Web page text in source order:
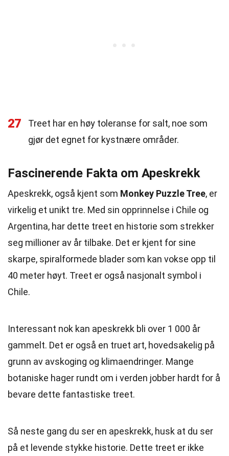
27
Treet har en høy toleranse for salt, noe som
gjør det egnet for kystnære områder.
Fascinerende Fakta om Apeskrekk
Apeskrekk, også kjent som Monkey Puzzle Tree, er
virkelig et unikt tre. Med sin opprinnelse i Chile og
Argentina, har dette treet en historie som strekker
seg millioner av år tilbake. Det er kjent for sine
skarpe, spiralformede blader som kan vokse opp til
40 meter høyt. Treet er også nasjonalt symbol i
Chile.
Interessant nok kan apeskrekk bli over 1 000 år
gammelt. Det er også en truet art, hovedsakelig på
grunn av avskoging og klimaendringer. Mange
botaniske hager rundt om i verden jobber hardt for å
bevare dette fantastiske treet.
Så neste gang du ser en apeskrekk, husk at du ser
på et levende stykke historie. Dette treet er ikke